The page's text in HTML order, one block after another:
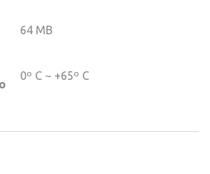
64 MB
0º C ~ +65º C